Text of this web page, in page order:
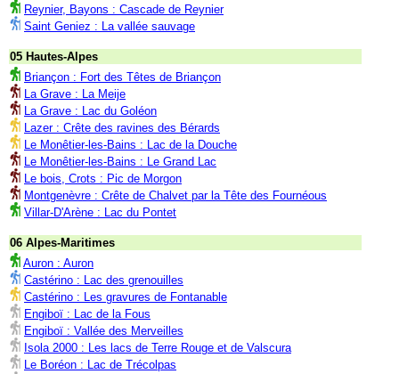
Reynier, Bayons : Cascade de Reynier
Saint Geniez : La vallée sauvage
05 Hautes-Alpes
Briançon : Fort des Têtes de Briançon
La Grave : La Meije
La Grave : Lac du Goléon
Lazer : Crête des ravines des Bérards
Le Monêtier-les-Bains : Lac de la Douche
Le Monêtier-les-Bains : Le Grand Lac
Le bois, Crots : Pic de Morgon
Montgenèvre : Crête de Chalvet par la Tête des Fournéous
Villar-D'Arène : Lac du Pontet
06 Alpes-Maritimes
Auron : Auron
Castérino : Lac des grenouilles
Castérino : Les gravures de Fontanable
Engiboï : Lac de la Fous
Engiboï : Vallée des Merveilles
Isola 2000 : Les lacs de Terre Rouge et de Valscura
Le Boréon : Lac de Trécolpas